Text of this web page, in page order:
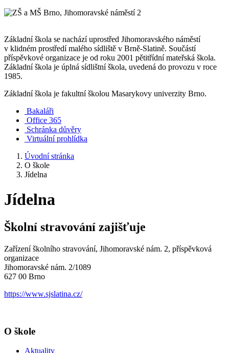
Základní škola se nachází uprostřed Jihomoravského náměstí
v klidném prostředí malého sídliště v Brně-Slatině. Součástí
příspěvkové organizace je od roku 2001 pětitřídní mateřská škola.
Základní škola je úplná sídlištní škola, uvedená do provozu v roce
1985.
Základní škola je fakultní školou Masarykovy univerzity Brno.
Bakaláři
Office 365
Schránka důvěry
Virtuální prohlídka
Úvodní stránka
O škole
Jídelna
Jídelna
​​​​​​Školní stravování zajišťuje
Zařízení školního stravování, Jihomoravské nám. 2, příspěvková
organizace
Jihomoravské nám. 2/1089
627 00 Brno
https://www.sjslatina.cz/
O škole
Aktuality